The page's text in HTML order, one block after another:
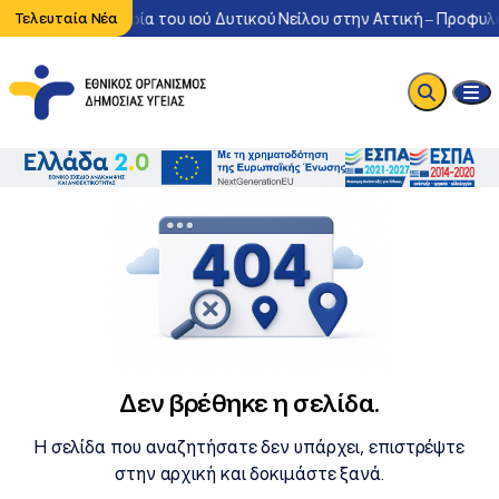
Τελευταία Νέα
Έντονη κυκλοφορία του ιού Δυτικού Νείλου στην Αττική –
Δεν βρέθηκε η σελίδα.
Η σελίδα που αναζητήσατε δεν υπάρχει, επιστρέψτε
στην αρχική και δοκιμάστε ξανά.